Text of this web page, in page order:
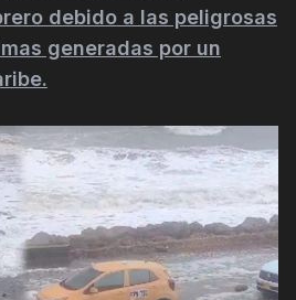
debido a las peligrosas
generadas por un